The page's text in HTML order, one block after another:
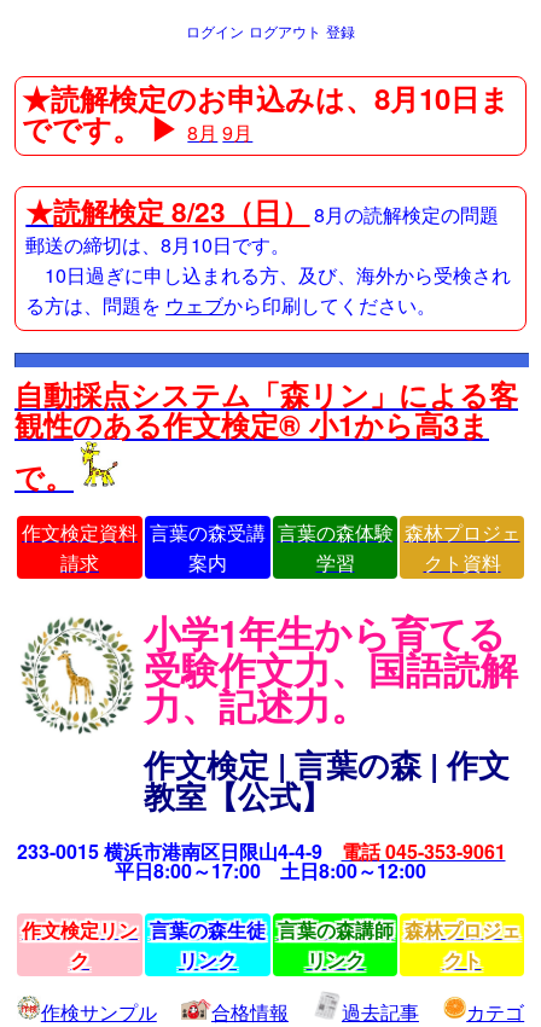
ログイン ログアウト 登録
★読解検定のお申込みは、8月10日ま
でです。 ▶8月 9月
★読解検定 8/23（日）
8月の読解検定の問題
郵送の締切は、8月10日です。
10日過ぎに申し込まれる方、及び、海外から受検され
る方は、問題を ウェブから印刷してください。
自動採点システム「森リン」による客
観性のある作文検定® 小1から高3ま
で。
作文検定資料
請求
言葉の森受講
案内
言葉の森体験
学習
森林プロジェ
クト資料
小学1年生から育てる
受験作文力、国語読解
力、記述力。
作文検定 | 言葉の森 | 作文
教室【公式】
233-0015 横浜市港南区日限山4-4-9 電話 045-353-9061
平日8:00～17:00 土日8:00～12:00
作文検定リン
ク
言葉の森生徒
リンク
言葉の森講師
リンク
森林プロジェ
クト
作検サンプル
合格情報 過去記事
カテゴ